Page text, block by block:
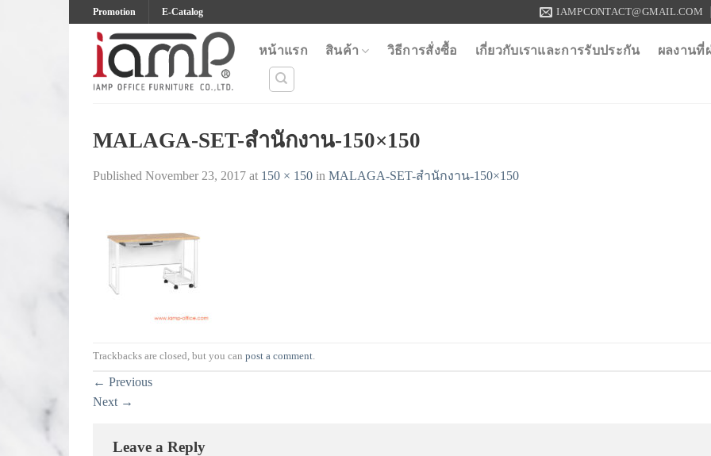
content
Promotion E-Catalog IAMPCONTACT@GMAIL.COM
หน้าแรก สินค้า วิธีการสั่งซื้อ เกี่ยวกับเราและการรับประกัน ผลงานที่
MALAGA-SET-สำนักงาน-150×150
Published November 23, 2017 at 150 × 150 in MALAGA-SET-สำนักงาน-150×150
Trackbacks are closed, but you can post a comment.
← Previous
Next →
Leave a Reply